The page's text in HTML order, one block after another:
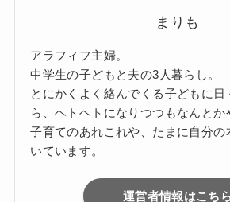
まりも
アラフィフ主婦。
中学生の子どもと夫の3人暮らし。
とにかくよく絡んでくる子どもに
ら、ヘトヘトになりつつもなんとか
子育てのあれこれや、たまに自分の
いています。
運営者情報はこち